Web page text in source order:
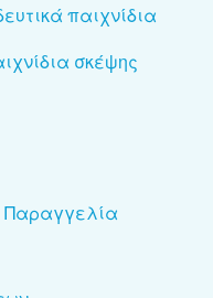
παιχνίδια
σκέψης
Παραγγελία